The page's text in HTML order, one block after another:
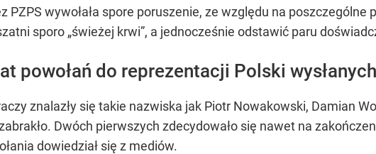
PZPS wywołała spore poruszenie, ze względu na poszczególne
sporo „świeżej krwi”, a jednocześnie odstawić paru
powołań do reprezentacji Polski
znalazły się takie nazwiska jak Piotr Nowakowski, Damian
Dwóch pierwszych zdecydowało się nawet na
dowiedział się z mediów.